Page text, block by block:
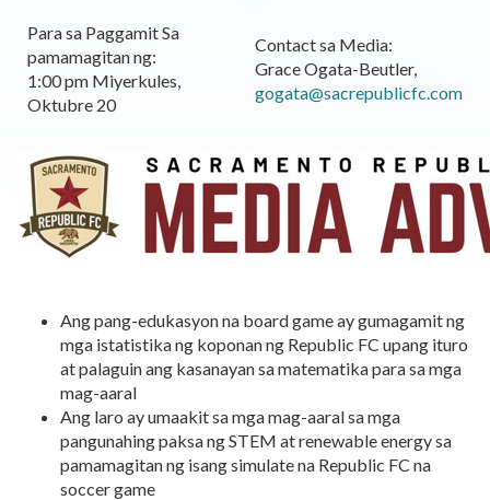
Para sa Paggamit Sa
pamamagitan ng:
1:00 pm Miyerkules,
Oktubre 20
Contact sa Media:
Grace Ogata-Beutler,
gogata@sacrepublicfc.com
Ang pang-edukasyon na board game ay gumagamit ng
mga istatistika ng koponan ng Republic FC upang ituro
at palaguin ang kasanayan sa matematika para sa mga
mag-aaral
Ang laro ay umaakit sa mga mag-aaral sa mga
pangunahing paksa ng STEM at renewable energy sa
pamamagitan ng isang simulate na Republic FC na
soccer game